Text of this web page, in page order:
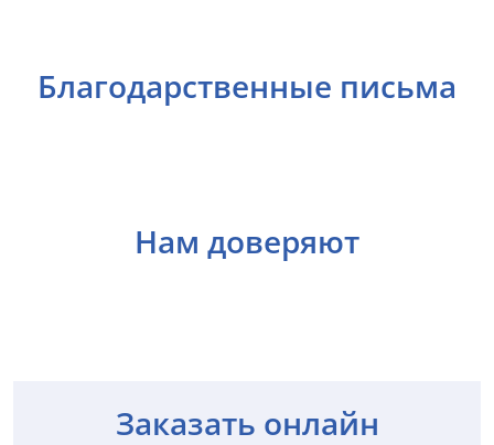
Благодарственные письма
Нам доверяют
Заказать онлайн